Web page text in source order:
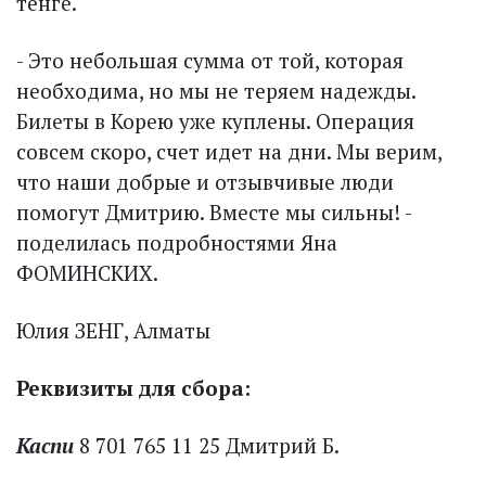
- Это небольшая сумма от той, которая
необходима, но мы не теряем на­дежды.
Билеты в Корею уже куплены. Операция
совсем скоро, счет идет на дни. Мы верим,
что наши добрые и отзывчивые люди
помогут Дмитрию. Вмес­те мы сильны! -
поделилась подробностями Яна
ФОМИНСКИХ.
Юлия ЗЕНГ, Алматы
Реквизиты для сбора:
Каспи 8 701 765 11 25 Дмитрий Б.